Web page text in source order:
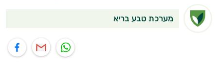
מערכת טבע בריא